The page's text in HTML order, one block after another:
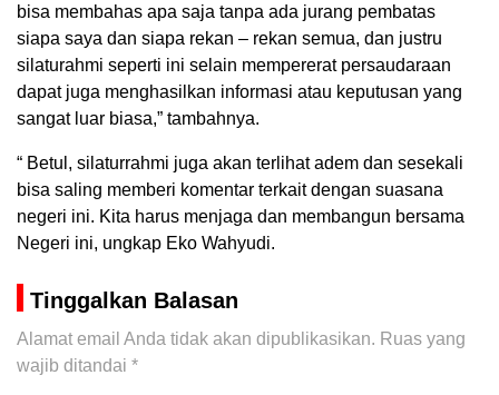
bisa membahas apa saja tanpa ada jurang pembatas
siapa saya dan siapa rekan – rekan semua, dan justru
silaturahmi seperti ini selain mempererat persaudaraan
dapat juga menghasilkan informasi atau keputusan yang
sangat luar biasa,” tambahnya.
“ Betul, silaturrahmi juga akan terlihat adem dan sesekali
bisa saling memberi komentar terkait dengan suasana
negeri ini. Kita harus menjaga dan membangun bersama
Negeri ini, ungkap Eko Wahyudi.
Tinggalkan Balasan
Alamat email Anda tidak akan dipublikasikan. Ruas yang
wajib ditandai *